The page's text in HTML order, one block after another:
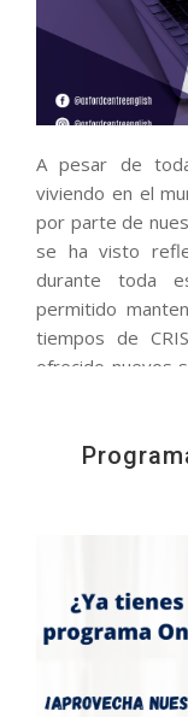
A pesar de
viviendo en el
por parte de
se ha visto
durante toda
permitido
tiempos de
ofrecido nuevos
continuar